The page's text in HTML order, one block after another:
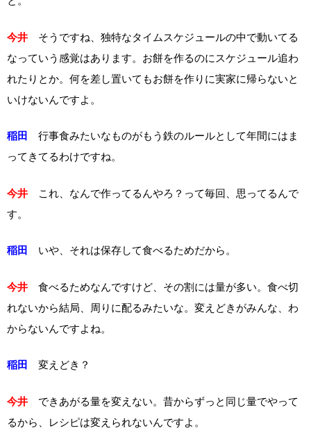
今井 そうですね、独特なタイムスケジュールの中で動いてる
なっていう感覚はあります。お餅を作るのにスケジュール追わ
れたりとか。何を差し置いてもお餅を作りに実家に帰らないと
いけないんですよ。
稲田
行事食みたいなものがもう鉄のルールとして年間にはま
ってきてるわけですね。
今井 これ、なんで作ってるんやろ？って毎回、思ってるんで
す。
稲田 いや、それは保存して食べるためだから。
今井 食べるためなんですけど、その割には量が多い。食べ切
れないから結局、周りに配るみたいな。変えどきがみんな、わ
からないんですよね。
稲田 変えどき？
今井 できあがる量を変えない。昔からずっと同じ量でやって
るから、レシピは変えられないんですよ。